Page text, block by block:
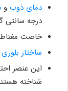
دمای ذوب و
درجه سانتی
خاصت
ساختار بلوری
این عنصر
شناخته